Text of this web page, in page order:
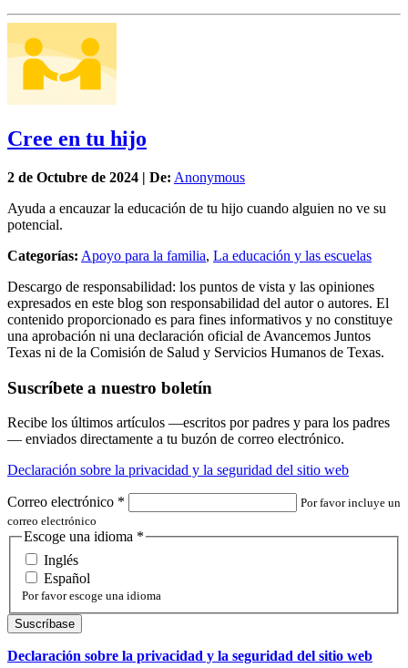
Cree en tu hijo
2 de Octubre de 2024 | De: Anonymous
Ayuda a encauzar la educación de tu hijo cuando alguien no ve su
potencial.
Categorías: Apoyo para la familia, La educación y las escuelas
Descargo de responsabilidad: los puntos de vista y las opiniones
expresados en este blog son responsabilidad del autor o autores. El
contenido proporcionado es para fines informativos y no constituye
una aprobación ni una declaración oficial de Avancemos Juntos
Texas ni de la Comisión de Salud y Servicios Humanos de Texas.
Suscríbete a nuestro boletín
Recibe los últimos artículos —escritos por padres y para los padres
— enviados directamente a tu buzón de correo electrónico.
Declaración sobre la privacidad y la seguridad del sitio web
Correo electrónico *
Por favor incluye un
correo electrónico
Escoge una idioma *
Inglés
Español
Por favor escoge una idioma
Declaración sobre la privacidad y la seguridad del sitio web